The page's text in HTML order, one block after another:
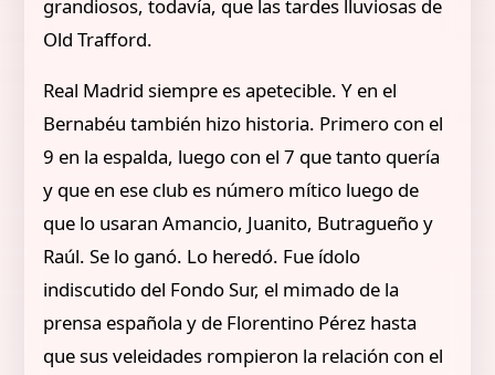
grandiosos, todavía, que las tardes lluviosas de
Old Trafford.
Real Madrid siempre es apetecible. Y en el
Bernabéu también hizo historia. Primero con el
9 en la espalda, luego con el 7 que tanto quería
y que en ese club es número mítico luego de
que lo usaran Amancio, Juanito, Butragueño y
Raúl. Se lo ganó. Lo heredó. Fue ídolo
indiscutido del Fondo Sur, el mimado de la
prensa española y de Florentino Pérez hasta
que sus veleidades rompieron la relación con el